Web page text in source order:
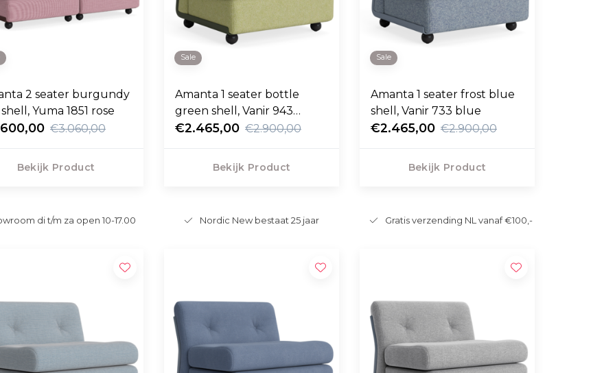
2 seater burgundy
Yuma 1851 rose
€3.060,00
Bekijk Product
Sale
Amanta 1 seater bottle
green shell, Vanir 943
green
€2.465,00 €2.900,00
Bekijk Product
Sale
Amanta 1 seater frost blue
shell, Vanir 733 blue
€2.465,00 €2.900,00
Bekijk Product
di t/m za open 10-17.00 Nordic New bestaat 25 jaar Gratis verzending NL vanaf €100,-